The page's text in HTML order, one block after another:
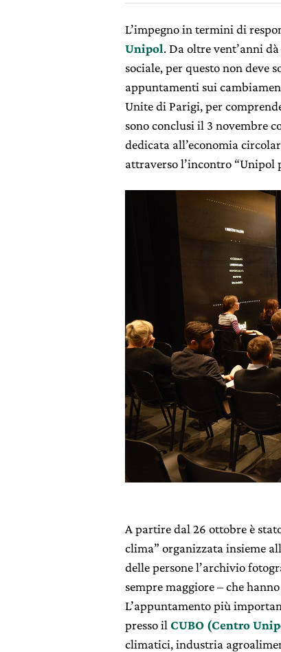
L’impegno in termini di
Unipol. Da oltre vent’anni
sociale, per questo non deve
appuntamenti sui
Unite di Parigi, per
sono conclusi il 3 novembre
dedicata all’economia
attraverso l’incontro “Unipol
A partire dal 26 ottobre è
clima” organizzata insieme
delle persone l’archivio
sempre maggiore – che
L’appuntamento più
presso il CUBO (Centro
climatici, industria